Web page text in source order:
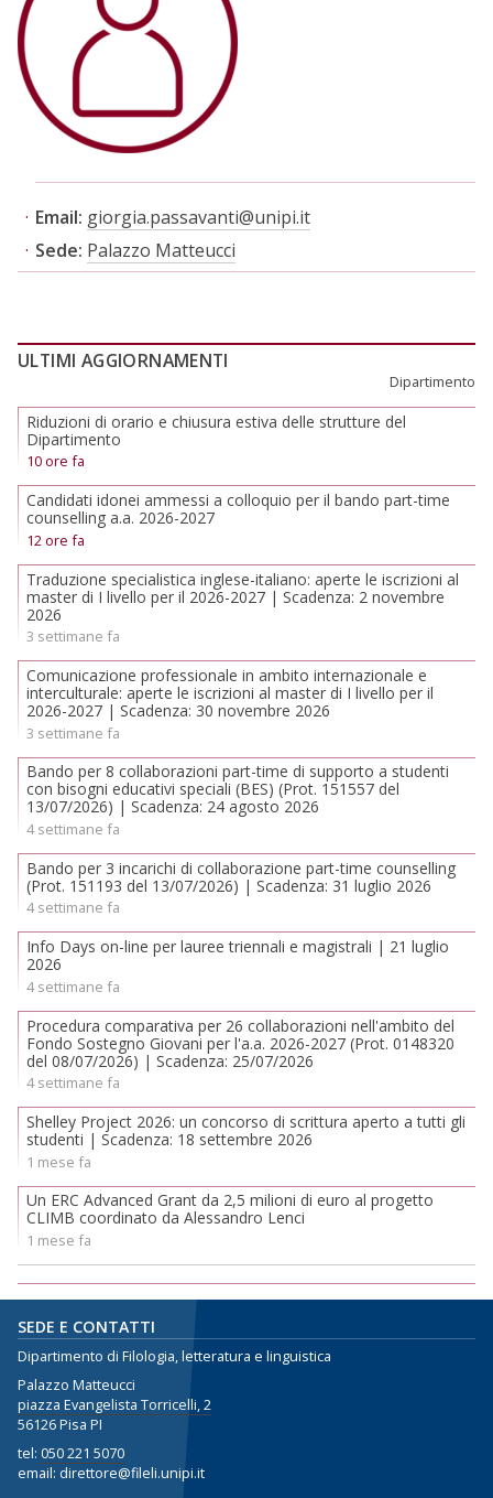
Email: giorgia.passavanti@unipi.it
Sede: Palazzo Matteucci
ULTIMI AGGIORNAMENTI
Dipartimento
Riduzioni di orario e chiusura estiva delle strutture del
Dipartimento
10 ore fa
Candidati idonei ammessi a colloquio per il bando part-time
counselling a.a. 2026-2027
12 ore fa
Traduzione specialistica inglese-italiano: aperte le iscrizioni al
master di I livello per il 2026-2027 | Scadenza: 2 novembre
2026
3 settimane fa
Comunicazione professionale in ambito internazionale e
interculturale: aperte le iscrizioni al master di I livello per il
2026-2027 | Scadenza: 30 novembre 2026
3 settimane fa
Bando per 8 collaborazioni part-time di supporto a studenti
con bisogni educativi speciali (BES) (Prot. 151557 del
13/07/2026) | Scadenza: 24 agosto 2026
4 settimane fa
Bando per 3 incarichi di collaborazione part-time counselling
(Prot. 151193 del 13/07/2026) | Scadenza: 31 luglio 2026
4 settimane fa
Info Days on-line per lauree triennali e magistrali | 21 luglio
2026
4 settimane fa
Procedura comparativa per 26 collaborazioni nell'ambito del
Fondo Sostegno Giovani per l'a.a. 2026-2027 (Prot. 0148320
del 08/07/2026) | Scadenza: 25/07/2026
4 settimane fa
Shelley Project 2026: un concorso di scrittura aperto a tutti gli
studenti | Scadenza: 18 settembre 2026
1 mese fa
Un ERC Advanced Grant da 2,5 milioni di euro al progetto
CLIMB coordinato da Alessandro Lenci
1 mese fa
SEDE E CONTATTI
Dipartimento di Filologia, letteratura e linguistica
Palazzo Matteucci
piazza Evangelista Torricelli, 2
56126 Pisa PI
tel: 050 221 5070
email: direttore@fileli.unipi.it